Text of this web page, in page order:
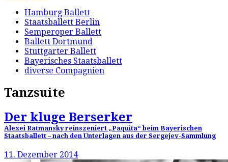
Hamburg Ballett
Staatsballett Berlin
Semperoper Ballett
Ballett Dortmund
Stuttgarter Ballett
Bayerisches Staatsballett
diverse Compagnien
Tanzsuite
Der kluge Berserker
Alexei Ratmansky reinszeniert „Paquita“ beim Bayerischen
Staatsballett – nach den Unterlagen aus der Sergejev-Sammlung
11. Dezember 2014